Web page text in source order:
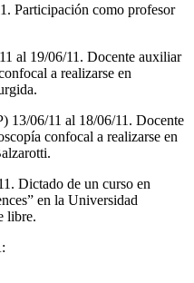
Participación como profesor
al 19/06/11. Docente auxiliar
a realizarse en
13/06/11 al 18/06/11. Docente
confocal a realizarse en
Dictado de un curso en
en la Universidad
libre.